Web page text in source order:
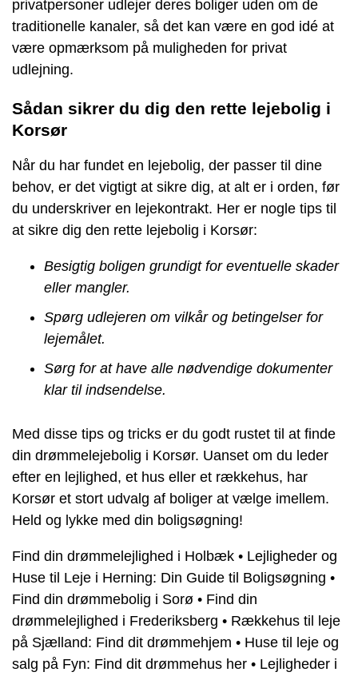
privatpersoner udlejer deres boliger uden om de
traditionelle kanaler, så det kan være en god idé at
være opmærksom på muligheden for privat
udlejning.
Sådan sikrer du dig den rette lejebolig i
Korsør
Når du har fundet en lejebolig, der passer til dine
behov, er det vigtigt at sikre dig, at alt er i orden, før
du underskriver en lejekontrakt. Her er nogle tips til
at sikre dig den rette lejebolig i Korsør:
Besigtig boligen grundigt for eventuelle skader
eller mangler.
Spørg udlejeren om vilkår og betingelser for
lejemålet.
Sørg for at have alle nødvendige dokumenter
klar til indsendelse.
Med disse tips og tricks er du godt rustet til at finde
din drømmelejebolig i Korsør. Uanset om du leder
efter en lejlighed, et hus eller et rækkehus, har
Korsør et stort udvalg af boliger at vælge imellem.
Held og lykke med din boligsøgning!
Find din drømmelejlighed i Holbæk • Lejligheder og
Huse til Leje i Herning: Din Guide til Boligsøgning •
Find din drømmebolig i Sorø • Find din
drømmelejlighed i Frederiksberg • Rækkehus til leje
på Sjælland: Find dit drømmehjem • Huse til leje og
salg på Fyn: Find dit drømmehus her • Lejligheder i